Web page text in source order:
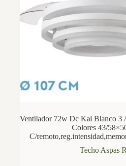
Ventilador 72w Dc Kai Blanco 3
Colores 43/
C/
Techo Aspas